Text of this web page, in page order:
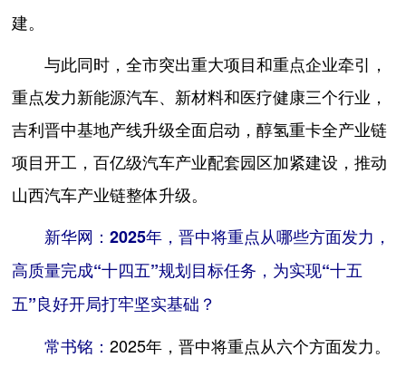
建。
与此同时，全市突出重大项目和重点企业牵引，
重点发力新能源汽车、新材料和医疗健康三个行业，
吉利晋中基地产线升级全面启动，醇氢重卡全产业链
项目开工，百亿级汽车产业配套园区加紧建设，推动
山西汽车产业链整体升级。
新华网：2025年，晋中将重点从哪些方面发力，
高质量完成“十四五”规划目标任务，为实现“十五
五”良好开局打牢坚实基础？
常书铭：2025年，晋中将重点从六个方面发力。